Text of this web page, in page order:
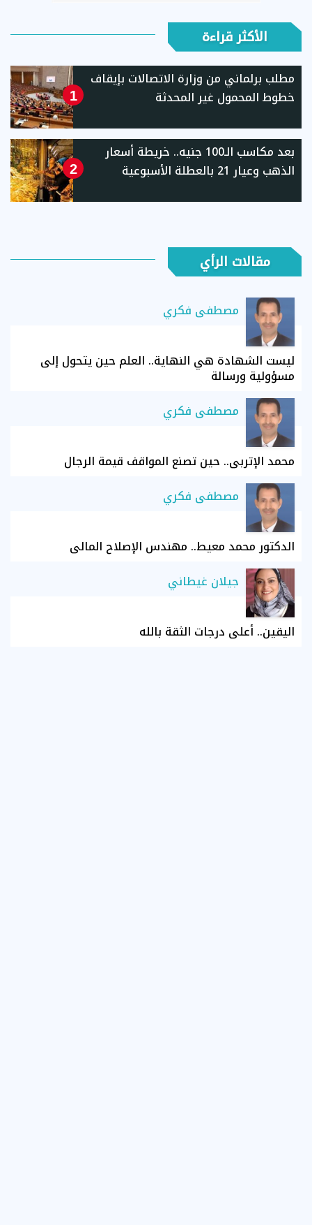
الأكثر قراءة
1
مطلب برلماني من وزارة الاتصالات بإيقاف
خطوط المحمول غير المحدثة
2
بعد مكاسب الـ100 جنيه.. خريطة أسعار
الذهب وعيار 21 بالعطلة الأسبوعية
مقالات الرأي
مصطفى فكري
ليست الشهادة هي النهاية.. العلم حين يتحول إلى
مسؤولية ورسالة
مصطفى فكري
محمد الإتربي.. حين تصنع المواقف قيمة الرجال
مصطفى فكري
الدكتور محمد معيط.. مهندس الإصلاح المالي
جيلان غيطاني
اليقين.. أعلى درجات الثقة بالله